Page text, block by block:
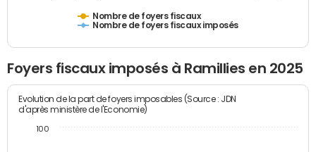
Nombre de foyers fiscaux
Nombre de foyers fiscaux imposés
Foyers fiscaux imposés à Ramillies en 2025
Evolution de la part de foyers imposables (Source : JDN
d'après ministère de l'Economie)
100